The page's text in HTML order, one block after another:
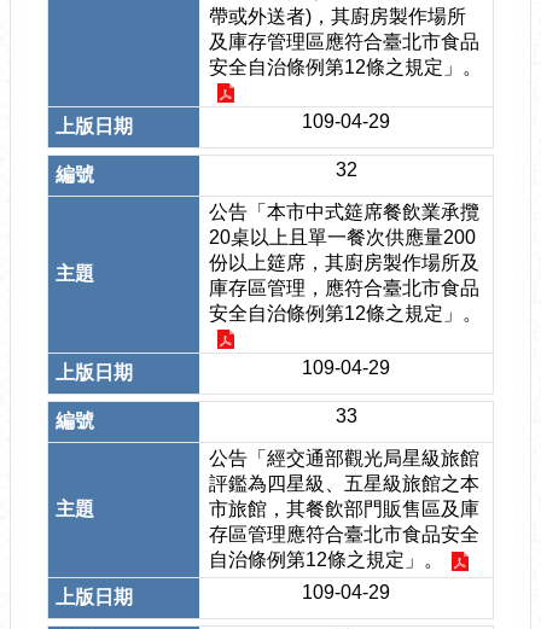
帶或外送者)，其廚房製作場所
及庫存管理區應符合臺北市食品
安全自治條例第12條之規定」。
109-04-29
32
公告「本市中式筵席餐飲業承攬
20桌以上且單一餐次供應量200
份以上筵席，其廚房製作場所及
庫存區管理，應符合臺北市食品
安全自治條例第12條之規定」。
109-04-29
33
公告「經交通部觀光局星級旅館
評鑑為四星級、五星級旅館之本
市旅館，其餐飲部門販售區及庫
存區管理應符合臺北市食品安全
自治條例第12條之規定」。
109-04-29